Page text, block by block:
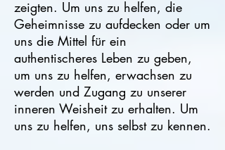
zeigten. Um uns zu helfen, die
Geheimnisse zu aufdecken oder um
uns die Mittel für ein
authentischeres Leben zu geben,
um uns zu helfen, erwachsen zu
werden und Zugang zu unserer
inneren Weisheit zu erhalten. Um
uns zu helfen, uns selbst zu kennen.